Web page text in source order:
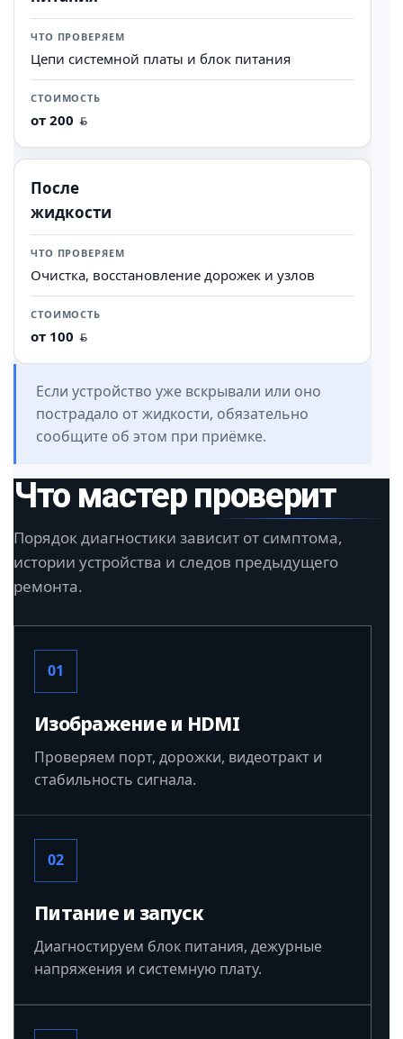
Цепи системной платы и блок питания
от 200
После
жидкости
Очистка, восстановление дорожек и узлов
от 100
Если устройство уже вскрывали или оно
пострадало от жидкости, обязательно
сообщите об этом при приёмке.
Что мастер проверит
Порядок диагностики зависит от симптома,
истории устройства и следов предыдущего
ремонта.
01
Изображение и HDMI
Проверяем порт, дорожки, видеотракт и
стабильность сигнала.
02
Питание и запуск
Диагностируем блок питания, дежурные
напряжения и системную плату.